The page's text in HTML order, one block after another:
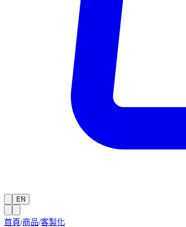
EN
首頁/商品/客製化